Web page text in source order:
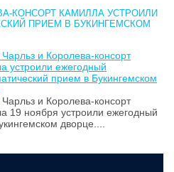
КОНСОРТ КАМИЛЛА УСТРОИЛИ
ПРИЕМ В БУКИНГЕМСКОМ
и Королева-консорт
устроили ежегодный
прием в Букингемском
и Королева-консорт
19 ноября устроили ежегодный
дворце....